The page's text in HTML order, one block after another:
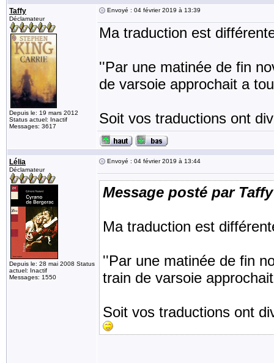
Taffy
Déclamateur
Depuis le: 19 mars 2012
Status actuel: Inactif
Messages: 3617
Envoyé : 04 février 2019 à 13:39
Ma traduction est
''Par une matinée de fin
de varsoie approchait a
Soit vos traductions ont
Lélia
Déclamateur
Depuis le: 28 mai 2008 Status
actuel: Inactif
Messages: 1550
Envoyé : 04 février 2019 à 13:44
Message posté par Taffy
Ma traduction est
''Par une matinée de fin
train de varsoie
Soit vos traductions ont